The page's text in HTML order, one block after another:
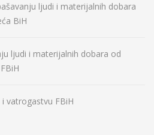
ljudi i materijalnih dobara
BiH
ljudi i materijalnih dobara od
vatrogastvu FBiH